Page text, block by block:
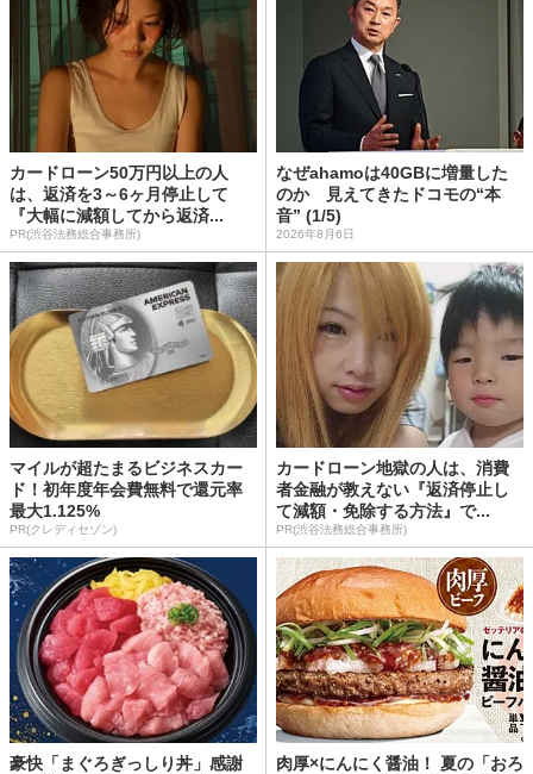
カードローン50万円以上の人
は、返済を3～6ヶ月停止して
『大幅に減額してから返済...
PR(渋谷法務総合事務所)
なぜahamoは40GBに増量した
のか 見えてきたドコモの“本
音” (1/5)
2026年8月6日
マイルが超たまるビジネスカー
ド！初年度年会費無料で還元率
最大1.125%
PR(クレディセゾン)
カードローン地獄の人は、消費
者金融が教えない『返済停止し
て減額・免除する方法』で...
PR(渋谷法務総合事務所)
豪快「まぐろぎっしり丼」感謝
肉厚×にんにく醤油！ 夏の「おろ